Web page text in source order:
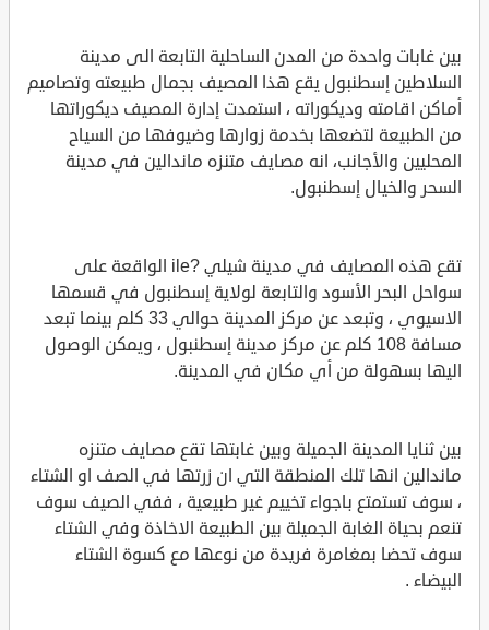
بين غابات واحدة من المدن الساحلية التابعة الى مدينة
السلاطين إسطنبول يقع هذا المصيف بجمال طبيعته وتصاميم
أماكن اقامته وديكوراته ، استمدت إدارة المصيف ديكوراتها
من الطبيعة لتضعها بخدمة زوارها وضيوفها من السياح
المحليين والأجانب، انه مصايف متنزه ماندالين في مدينة
السحر والخيال إسطنبول.
تقع هذه المصايف في مدينة شيلي ?ile الواقعة على
سواحل البحر الأسود والتابعة لولاية إسطنبول في قسمها
الاسيوي ، وتبعد عن مركز المدينة حوالي 33 كلم بينما تبعد
مسافة 108 كلم عن مركز مدينة إسطنبول ، ويمكن الوصول
اليها بسهولة من أي مكان في المدينة.
بين ثنايا المدينة الجميلة وبين غابتها تقع مصايف متنزه
ماندالين انها تلك المنطقة التي ان زرتها في الصف او الشتاء
، سوف تستمتع باجواء تخييم غير طبيعية ، ففي الصيف سوف
تنعم بحياة الغابة الجميلة بين الطبيعة الاخاذة وفي الشتاء
سوف تحضا بمغامرة فريدة من نوعها مع كسوة الشتاء
البيضاء .